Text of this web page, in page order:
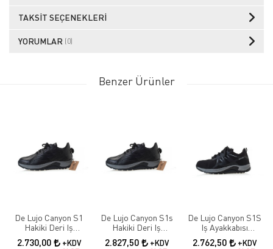
TAKSIT SEÇENEKLERI
YORUMLAR (0)
Benzer Ürünler
De Lujo Canyon S1
Hakiki Deri Iş
Ayakkabısı Fiberglass
2.730,00 +KDV
De Lujo Canyon S1s
Hakiki Deri Iş
Ayakkabısı Fiberglass
2.827,50 +KDV
De Lujo Canyon S1S
Iş Ayakkabısı
Fıberglass Burun
2.762,50 +KDV